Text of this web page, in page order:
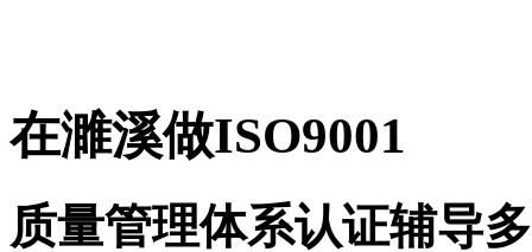
在濉溪做ISO9001
质量管理体系认证辅导